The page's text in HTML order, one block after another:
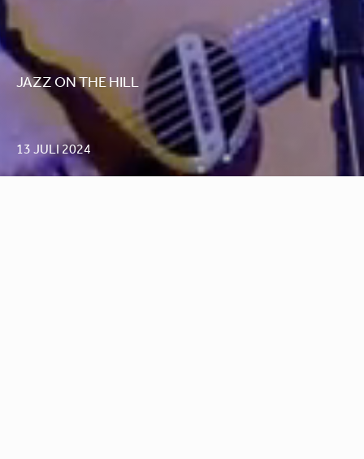
JAZZ ON THE HILL
13 JULI 2024